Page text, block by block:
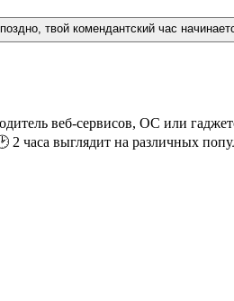
твой комендантский час
веб-сервисов, ОС или
часа выглядит на различных